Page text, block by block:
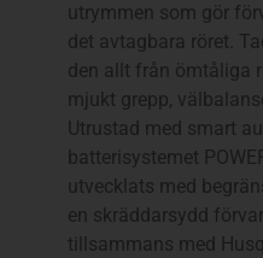
utrymmen som gör
det avtagbara röret.
den allt från ömtåliga
mjukt grepp,
Utrustad med smart
batterisystemet
utvecklats med
en skräddarsydd
tillsammans med